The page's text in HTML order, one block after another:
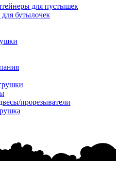
для пустышек
бутылочек
прорезыватели